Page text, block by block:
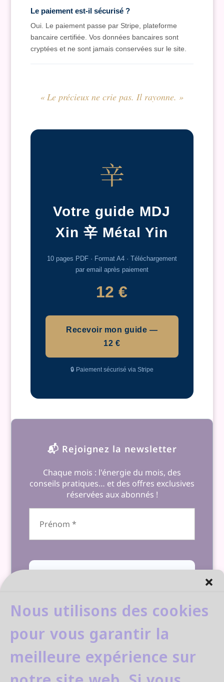
Nous utilisons des cookies
pour vous garantir la
meilleure expérience sur
Le paiement est-il sécurisé ?
Oui. Le paiement passe par Stripe, plateforme
bancaire certifiée. Vos données bancaires sont
cryptées et ne sont jamais conservées sur le site.
« Le précieux ne crie pas. Il rayonne. »
辛
Votre guide MDJ
Xin 辛 Métal Yin
10 pages PDF · Format A4 · Téléchargement
par email après paiement
12 €
Recevoir mon guide —
12 €
🔒 Paiement sécurisé via Stripe
📬 Rejoignez la newsletter
Chaque mois : l'énergie du mois, des
conseils pratiques… et des offres exclusives
réservées aux abonnés !
boîte email
Nous ne spammons pas ! Consultez notre